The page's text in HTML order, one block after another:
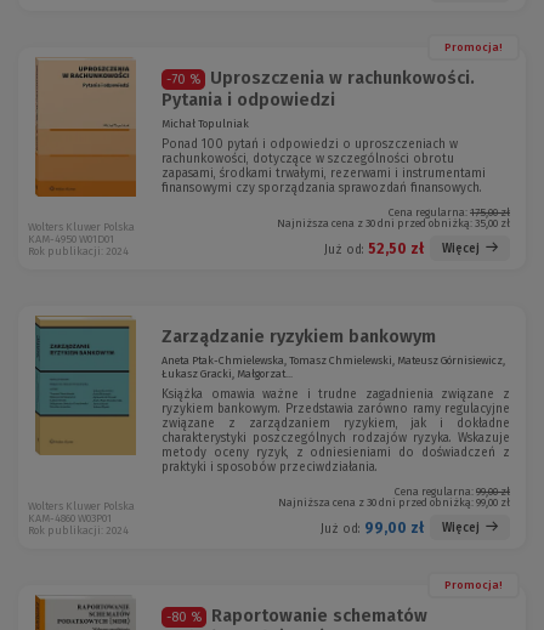
Promocja!
-70 %
Uproszczenia w rachunkowości.
Pytania i odpowiedzi
Michał Topulniak
Ponad 100 pytań i odpowiedzi o uproszczeniach w
rachunkowości, dotyczące w szczególności obrotu
zapasami, środkami trwałymi, rezerwami i instrumentami
finansowymi czy sporządzania sprawozdań finansowych.
Cena regularna: 175,00 zł
Najniższa cena z 30 dni przed obniżką: 35,00 zł
Już od: 52,50 zł Więcej
Wolters Kluwer Polska
KAM-4950 W01D01
Rok publikacji: 2024
Zarządzanie ryzykiem bankowym
Aneta Ptak-Chmielewska, Tomasz Chmielewski, Mateusz Górnisiewicz,
Łukasz Gracki, Małgorzat...
Książka omawia ważne i trudne zagadnienia związane z
ryzykiem bankowym. Przedstawia zarówno ramy regulacyjne
związane z zarządzaniem ryzykiem, jak i dokładne
charakterystyki poszczególnych rodzajów ryzyka. Wskazuje
metody oceny ryzyk, z odniesieniami do doświadczeń z
praktyki i sposobów przeciwdziałania.
Cena regularna: 99,00 zł
Najniższa cena z 30 dni przed obniżką: 99,00 zł
Już od: 99,00 zł Więcej
Wolters Kluwer Polska
KAM-4860 W03P01
Rok publikacji: 2024
Promocja!
-80 %
Raportowanie schematów